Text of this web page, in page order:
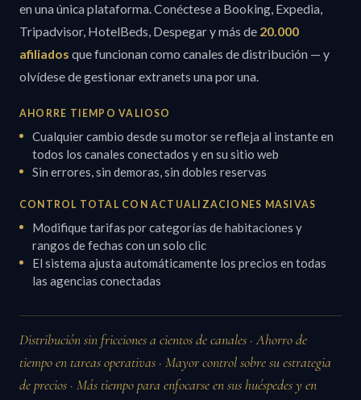
en una única plataforma. Conéctese a Booking, Expedia,
Tripadvisor, HotelBeds, Despegar y más de 20.000
afiliados que funcionan como canales de distribución — y
olvídese de gestionar extranets una por una.
AHORRE TIEMPO VALIOSO
Cualquier cambio desde su motor se refleja al instante en
todos los canales conectados y en su sitio web
Sin errores, sin demoras, sin dobles reservas
CONTROL TOTAL CON ACTUALIZACIONES MASIVAS
Modifique tarifas por categorías de habitaciones y
rangos de fechas con un solo clic
El sistema ajusta automáticamente los precios en todas
las agencias conectadas
Distribución sin fricciones a cientos de canales · Ahorro de
tiempo en tareas operativas · Mayor control sobre su estrategia
de precios · Más tiempo para enfocarse en sus huéspedes y en